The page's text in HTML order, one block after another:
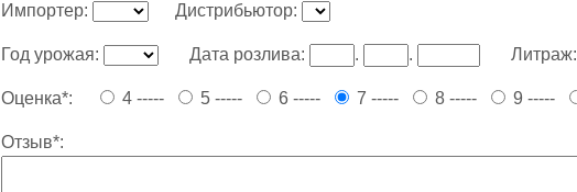
Импортер: Дистрибьютор:
Год урожая: Дата розлива: . . Литраж:
Оценка*: 4 ----- 5 ----- 6 ----- 7 ----- 8 ----- 9 -----
Отзыв*: